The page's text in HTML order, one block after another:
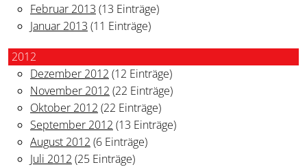
Februar 2013 (13 Einträge)
Januar 2013 (11 Einträge)
2012
Dezember 2012 (12 Einträge)
November 2012 (22 Einträge)
Oktober 2012 (22 Einträge)
September 2012 (13 Einträge)
August 2012 (6 Einträge)
Juli 2012 (25 Einträge)